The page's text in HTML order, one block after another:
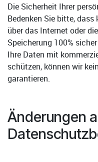
Die Sicherheit Ihrer
Bedenken Sie bitte,
über das Internet oder
Speicherung 100%
Ihre Daten mit
schützen, können wir
garantieren.
Änderungen